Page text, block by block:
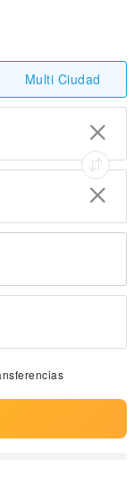
Multi Ciudad